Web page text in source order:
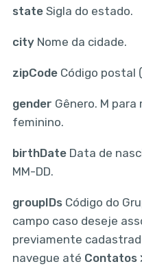
state Sigla do estado.
city Nome da cidade.
zipCode Código postal
gender Gênero. M para
feminino.
birthDate Data de
MM-DD.
groupIDs Código do
campo caso deseje
previamente
navegue até Contatos